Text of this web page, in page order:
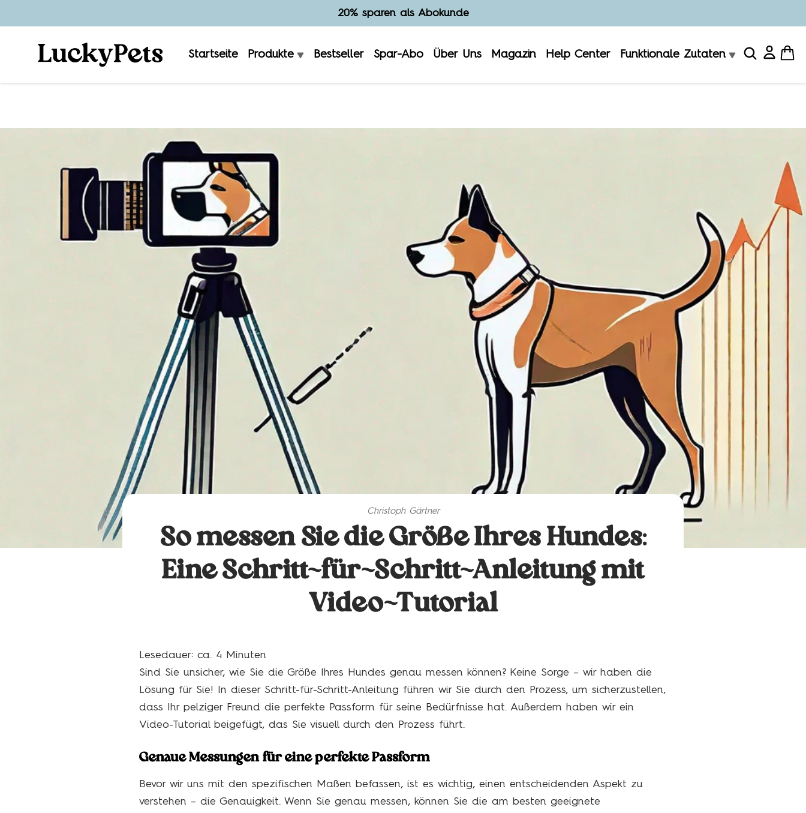
Hergestellt in Deutschland
Startseite Produkte Bestseller Spar-Abo Über Uns Magazin Help Center Funktionale Zutaten
Christoph Gärtner
So messen Sie die Größe Ihres Hundes:
Eine Schritt-für-Schritt-Anleitung mit
Video-Tutorial
Lesedauer: ca. 4
Minuten
Sind Sie unsicher, wie Sie die Größe Ihres Hundes genau messen können? Keine Sorge – wir haben die
Lösung für Sie! In dieser Schritt-für-Schritt-Anleitung führen wir Sie durch den Prozess, um sicherzustellen,
dass Ihr pelziger Freund die perfekte Passform für seine Bedürfnisse hat. Außerdem haben wir ein
Video-Tutorial beigefügt, das Sie visuell durch den Prozess führt.
Genaue Messungen für eine perfekte Passform
Bevor wir uns mit den spezifischen Maßen befassen, ist es wichtig, einen entscheidenden Aspekt zu
verstehen – die Genauigkeit. Wenn Sie genau messen, können Sie die am besten geeignete